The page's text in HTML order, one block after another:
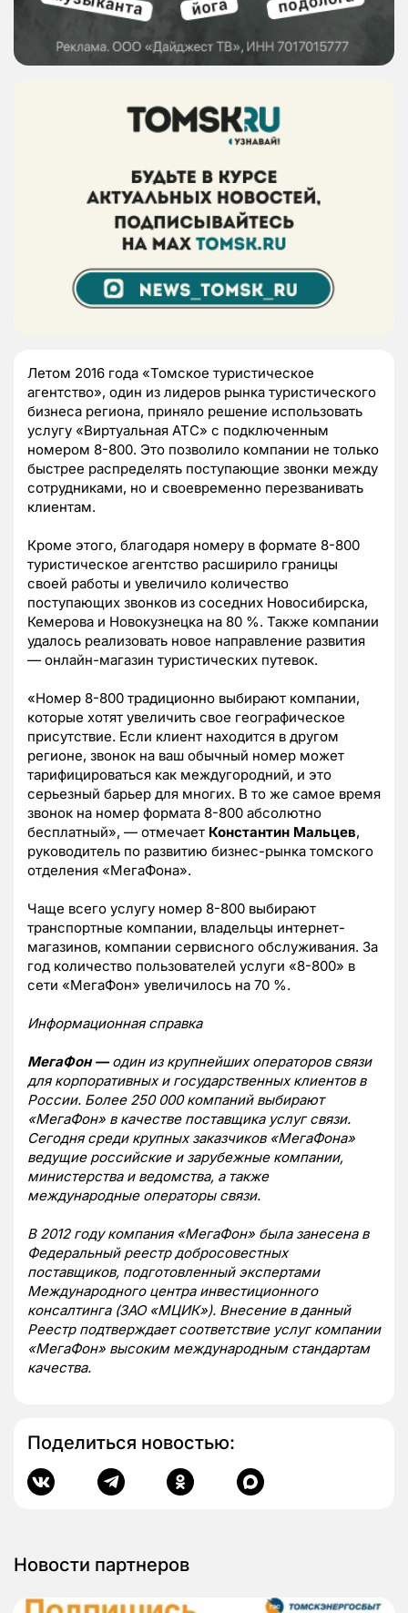
Летом 2016 года «Томское туристическое
агентство», один из лидеров рынка туристического
бизнеса региона, приняло решение использовать
услугу «Виртуальная АТС» с подключенным
номером 8-800. Это позволило компании не только
быстрее распределять поступающие звонки между
сотрудниками, но и своевременно перезванивать
клиентам.
Кроме этого, благодаря номеру в формате 8-800
туристическое агентство расширило границы
своей работы и увеличило количество
поступающих звонков из соседних Новосибирска,
Кемерова и Новокузнецка на 80 %. Также компании
удалось реализовать новое направление развития
— онлайн-магазин туристических путевок.
«Номер 8-800 традиционно выбирают компании,
которые хотят увеличить свое географическое
присутствие. Если клиент находится в другом
регионе, звонок на ваш обычный номер может
тарифицироваться как междугородний, и это
серьезный барьер для многих. В то же самое время
звонок на номер формата 8-800 абсолютно
бесплатный», — отмечает Константин Мальцев,
руководитель по развитию бизнес-рынка томского
отделения «МегаФона».
Чаще всего услугу номер 8-800 выбирают
транспортные компании, владельцы интернет-
магазинов, компании сервисного обслуживания. За
год количество пользователей услуги «8-800» в
сети «МегаФон» увеличилось на 70 %.
Информационная справка
МегаФон —один из крупнейших операторов связи
для корпоративных и государственных клиентов в
России. Более 250 000 компаний выбирают
«МегаФон» в качестве поставщика услуг связи.
Сегодня среди крупных заказчиков «МегаФона»
ведущие российские и зарубежные компании,
министерства и ведомства, а также
международные операторы связи.
В 2012 году компания «МегаФон» была занесена в
Федеральный реестр добросовестных
поставщиков, подготовленный экспертами
Международного центра инвестиционного
консалтинга (ЗАО «МЦИК»). Внесение в данный
Реестр подтверждает соответствие услуг компании
«МегаФон» высоким международным стандартам
качества.
Поделиться новостью:
Новости партнеров